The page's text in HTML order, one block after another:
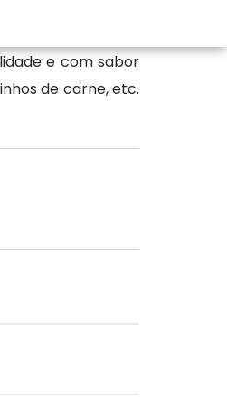
e com sabor
de carne, etc.